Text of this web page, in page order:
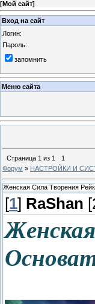
[Мой сайт]
Вход на сайт
Логин:
Пароль:
запомнить
Меню сайта
Страница 1 из 1
1
Форум » НАСТРОЙКИ И
Женская Сила Творения
[1] RaShan